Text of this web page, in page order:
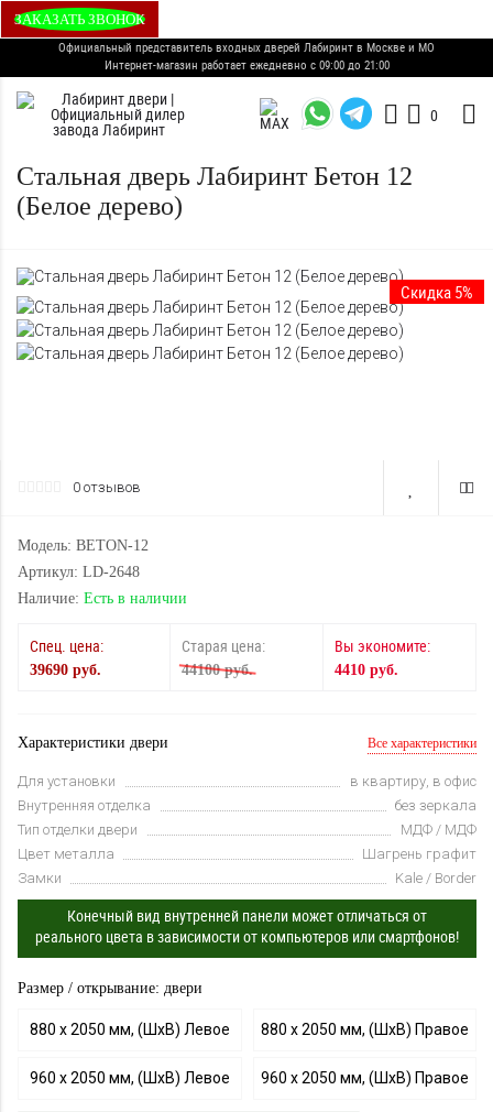
ЗАКАЗАТЬ ЗВОНОК
Официальный представитель входных дверей Лабиринт в Москве и МО
Интернет-магазин работает ежедневно с 09:00 до 21:00
0
Стальная дверь Лабиринт Бетон 12
(Белое дерево)
Скидка 5%
0 отзывов
Модель: BETON-12
Артикул: LD-2648
Наличие: Есть в наличии
Спец. цена:
39690 руб.
Старая цена:
44100 руб.
Вы экономите:
4410 руб.
Характеристики двери Все характеристики
Для установки
в квартиру, в офис
Внутренняя отделка
без зеркала
Тип отделки двери
МДФ / МДФ
Цвет металла
Шагрень графит
Замки
Kale / Border
Конечный вид внутренней панели может отличаться от
реального цвета в зависимости от компьютеров или смартфонов!
Размер / открывание: двери
880 х 2050 мм, (ШхВ) Левое 880 х 2050 мм, (ШхВ) Правое
960 х 2050 мм, (ШхВ) Левое 960 х 2050 мм, (ШхВ) Правое